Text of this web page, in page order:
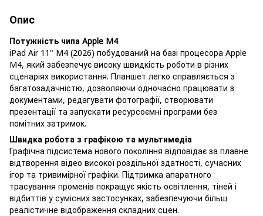
Опис
Потужність чипа Apple M4
iPad Air 11" M4 (2026) побудований на базі процесора Apple
M4, який забезпечує високу швидкість роботи в різних
сценаріях використання. Планшет легко справляється з
багатозадачністю, дозволяючи одночасно працювати з
документами, редагувати фотографії, створювати
презентації та запускати ресурсоємні програми без
помітних затримок.
Швидка робота з графікою та мультимедіа
Графічна підсистема нового покоління відповідає за плавне
відтворення відео високої роздільної здатності, сучасних
ігор та тривимірної графіки. Підтримка апаратного
трасування променів покращує якість освітлення, тіней і
відбиттів у сумісних застосунках, забезпечуючи більш
реалістичне відображення складних сцен.